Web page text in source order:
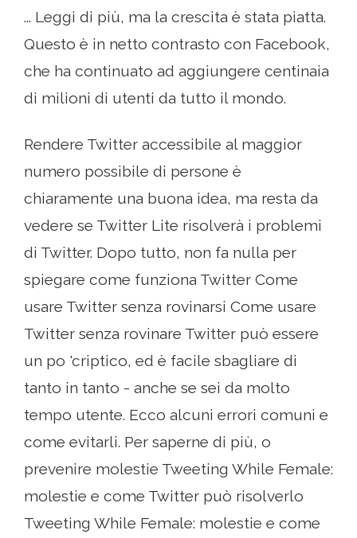
... Leggi di più, ma la crescita è stata piatta.
Questo è in netto contrasto con Facebook,
che ha continuato ad aggiungere centinaia
di milioni di utenti da tutto il mondo.
Rendere Twitter accessibile al maggior
numero possibile di persone è
chiaramente una buona idea, ma resta da
vedere se Twitter Lite risolverà i problemi
di Twitter. Dopo tutto, non fa nulla per
spiegare come funziona Twitter Come
usare Twitter senza rovinarsi Come usare
Twitter senza rovinare Twitter può essere
un po 'criptico, ed è facile sbagliare di
tanto in tanto - anche se sei da molto
tempo utente. Ecco alcuni errori comuni e
come evitarli. Per saperne di più, o
prevenire molestie Tweeting While Female:
molestie e come Twitter può risolverlo
Tweeting While Female: molestie e come